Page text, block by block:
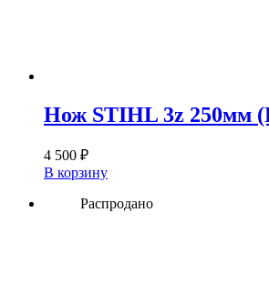
Нож STIHL 3z 250мм
4 500 ₽
В корзину
Распродано